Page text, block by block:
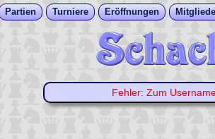
Partien Turniere Eröffnungen
Fehler: Zum